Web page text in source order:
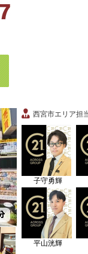
西宮市エリア担
子守勇輝
平山洸輝